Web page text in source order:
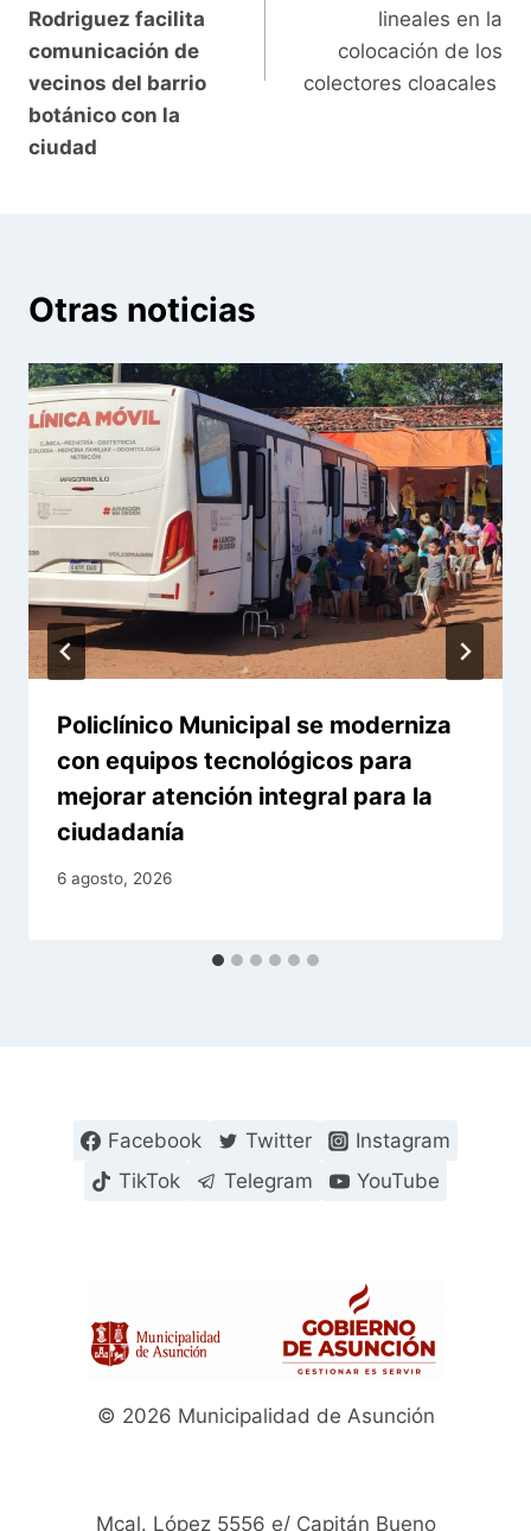
Rodriguez facilita
comunicación de
vecinos del barrio
botánico con la
ciudad
lineales en la
colocación de los
colectores cloacales
Otras noticias
Policlínico Municipal se moderniza
con equipos tecnológicos para
mejorar atención integral para la
ciudadanía
6 agosto, 2026
Facebook Twitter
Instagram
TikTok
Telegram YouTube
© 2026 Municipalidad de Asunción
Mcal. López 5556 e/ Capitán Bueno